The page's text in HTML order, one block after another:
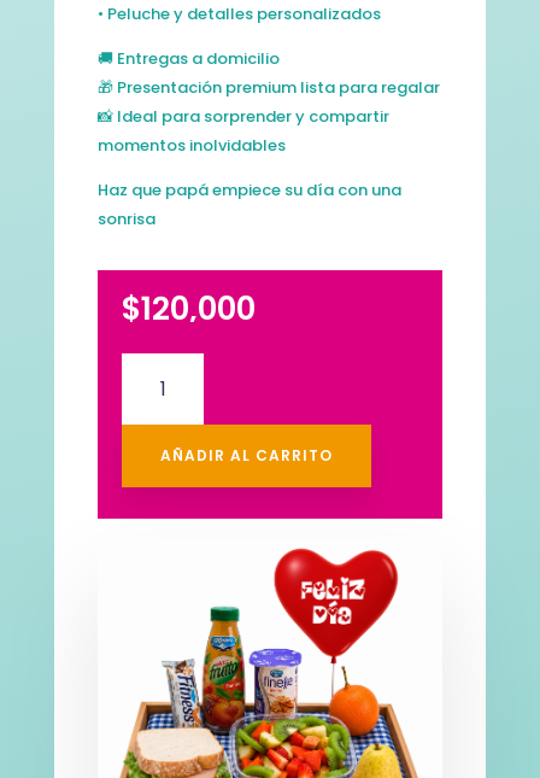
• Peluche y detalles personalizados
🚚 Entregas a domicilio
🎁 Presentación premium lista para regalar
📸 Ideal para sorprender y compartir
momentos inolvidables
Haz que papá empiece su día con una
sonrisa
$120,000
ECONOMICOS
DIA
AÑADIR AL CARRITO